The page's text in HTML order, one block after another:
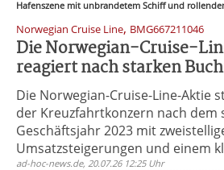
Hafenszene mit unbrandetem Schiff und
Norwegian Cruise Line, BMG667211046
Die Norwegian-Cruise-
reagiert nach starken
Die Norwegian-Cruise-Line-Aktie
der Kreuzfahrtkonzern nach dem
Geschäftsjahr 2023 mit
Umsatzsteigerungen und einem
ad-hoc-news.de, 20.07.26 12:25 Uhr